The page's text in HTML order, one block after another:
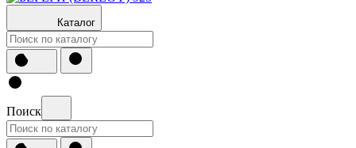
Каталог
Поиск